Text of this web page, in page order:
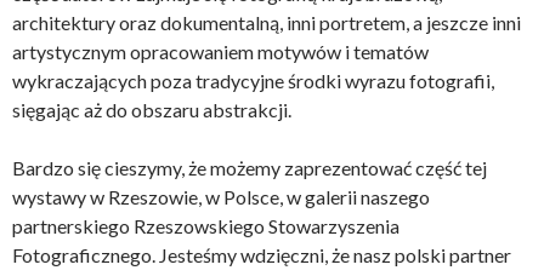
architektury oraz dokumentalną, inni portretem, a jeszcze inni
artystycznym opracowaniem motywów i tematów
wykraczających poza tradycyjne środki wyrazu fotografii,
sięgając aż do obszaru abstrakcji.
Bardzo się cieszymy, że możemy zaprezentować część tej
wystawy w Rzeszowie, w Polsce, w galerii naszego
partnerskiego Rzeszowskiego Stowarzyszenia
Fotograficznego. Jesteśmy wdzięczni, że nasz polski partner